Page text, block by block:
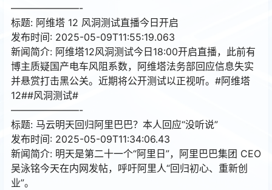
———————-
标题: 阿维塔 12 风洞测试直播今日开启
发布时间: 2025-05-09T11:55:19.063
新闻简介: 阿维塔12风洞测试今日18:00开启直播，此前有
博主质疑国产电车风阻系数，阿维塔法务部回应信息失实
并悬赏打击黑公关。近期将公开测试以正视听。#阿维塔
12##风洞测试#
———————-
标题: 马云明天回归阿里巴巴？本人回应“没听说”
发布时间: 2025-05-09T11:34:06.43
新闻简介: 明天是第二十一个“阿里日”，阿里巴巴集团 CEO
吴泳铭今天在内网发帖，呼吁阿里人“回归初心、重新创
业”。